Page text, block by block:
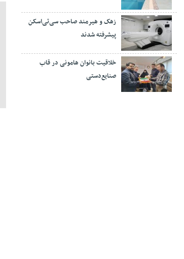
زهک و هیرمند صاحب سی‌تی‌اسکن
پیشرفته شدند
خلاقیت بانوان هامونی در قاب
صنایع‌دستی